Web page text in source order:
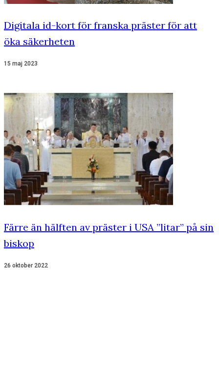
Digitala id-kort för franska präster för att
öka säkerheten
15 maj 2023
Färre än hälften av präster i USA ”litar” på sin
biskop
26 oktober 2022